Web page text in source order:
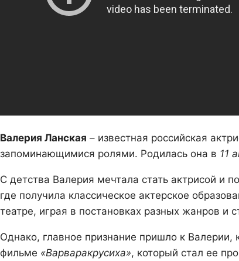
Валерия Ланская – известная российская
запоминающимися ролями. Родилась она в 11
С детства Валерия мечтала стать актрисой и
где получила классическое актерское
театре, играя в постановках разных жанров и
Однако, главное признание пришло к
фильме «Варваракрусиха», который стал ее